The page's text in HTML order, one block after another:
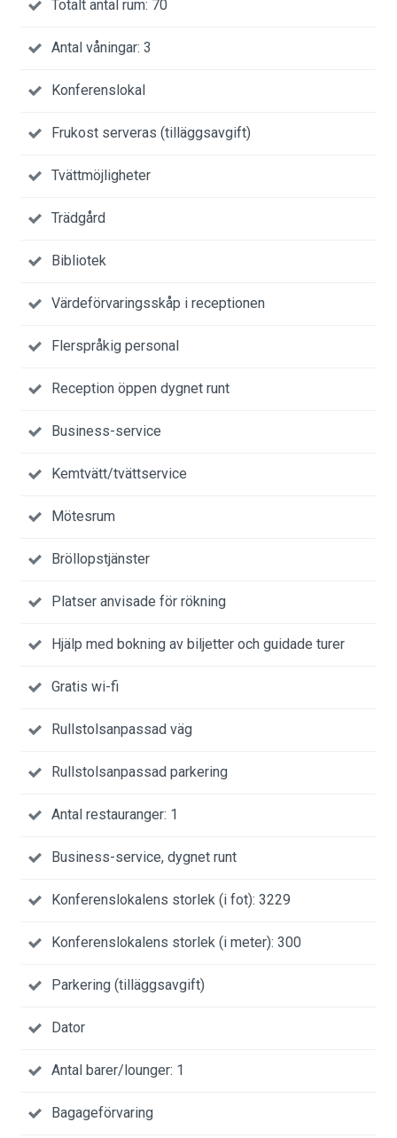
Totalt antal rum: 70
Antal våningar: 3
Konferenslokal
Frukost serveras (tilläggsavgift)
Tvättmöjligheter
Trädgård
Bibliotek
Värdeförvaringsskåp i receptionen
Flerspråkig personal
Reception öppen dygnet runt
Business-service
Kemtvätt/tvättservice
Mötesrum
Bröllopstjänster
Platser anvisade för rökning
Hjälp med bokning av biljetter och guidade turer
Gratis wi-fi
Rullstolsanpassad väg
Rullstolsanpassad parkering
Antal restauranger: 1
Business-service, dygnet runt
Konferenslokalens storlek (i fot): 3229
Konferenslokalens storlek (i meter): 300
Parkering (tilläggsavgift)
Dator
Antal barer/lounger: 1
Bagageförvaring